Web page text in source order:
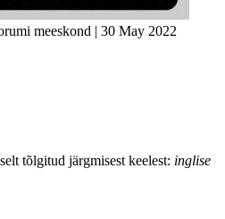
meeskond | 30 May 2022
tõlgitud järgmisest keelest: inglise